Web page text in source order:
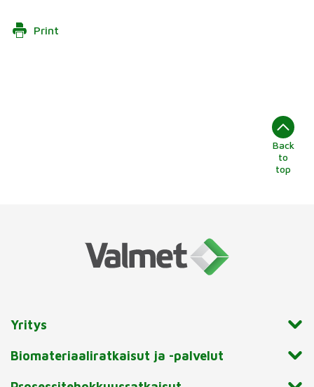
Print
Back
to
top
Yritys
Biomateriaaliratkaisut ja -palvelut